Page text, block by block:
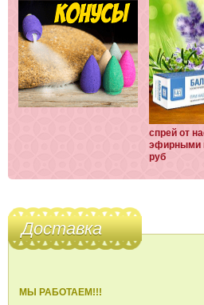
спрей от
эфирными
руб
Доставка
МЫ РАБОТАЕМ!!!